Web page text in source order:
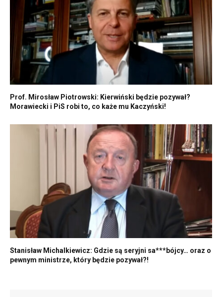
Prof. Mirosław Piotrowski: Kierwiński będzie pozywał?
Morawiecki i PiS robi to, co każe mu Kaczyński!
Stanisław Michalkiewicz: Gdzie są seryjni sa***bójcy… oraz o
pewnym ministrze, który będzie pozywał?!